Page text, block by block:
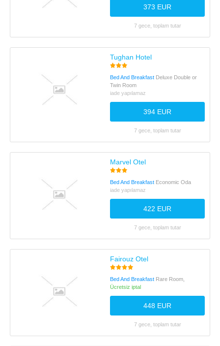
373 EUR
7 gece, toplam tutar
Tughan Hotel
Bed And Breakfast Deluxe Double or
Twin Room
iade yapılamaz
394 EUR
7 gece, toplam tutar
Marvel Otel
Bed And Breakfast Economic Oda
iade yapılamaz
422 EUR
7 gece, toplam tutar
Fairouz Otel
Bed And Breakfast Rare Room,
Ücretsiz iptal
448 EUR
7 gece, toplam tutar